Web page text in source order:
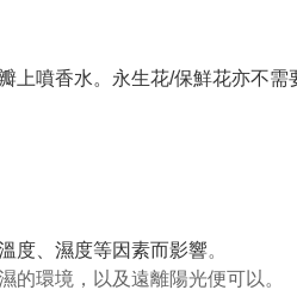
上噴香水。永生花/保鮮花亦不
度、濕度等因素而影響。
的環境，以及遠離陽光便可以。